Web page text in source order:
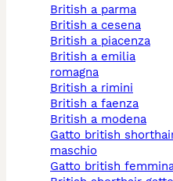
british a parma
british a cesena
british a piacenza
british a emilia
romagna
british a rimini
british a faenza
british a modena
gatto british shorthair
maschio
gatto british